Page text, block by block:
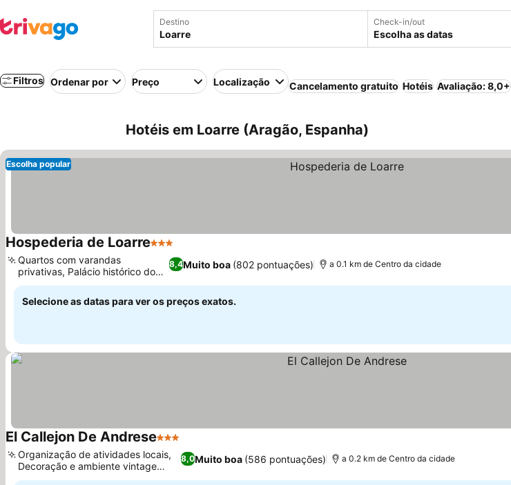
Destino Check-in/out
Escolha as datas
Filtros Ordenar por Preço Localização Cancelamento gratuito Hotéis Avaliação: 8,0+
Hotéis em Loarre (Aragão, Espanha)
Escolha popular
Hospederia de Loarre3 Estrelas
8,4Muito boa (802 pontuações)
Quartos com varandas
privativas, Palácio histórico do
século XVI
a 0.1 km de Centro da cidade
Selecione as datas para ver os preços exatos.
El Callejon De Andrese3 Estrelas
8,0Muito boa (586 pontuações)
Organização de atividades locais,
Decoração e ambiente vintage
únicos
a 0.2 km de Centro da cidade